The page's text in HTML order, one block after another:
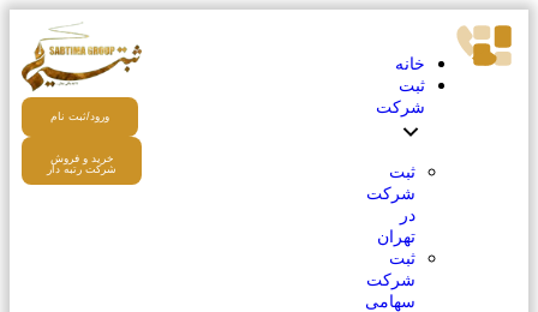
خانه
ثبت
شرکت
ثبت
شرکت
در
تهران
ثبت
شرکت
سهامی
ورود/ثبت نام
خرید و فروش
شرکت رتبه دار